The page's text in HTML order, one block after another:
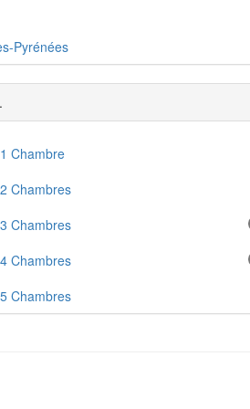
Pyrénées
Chambre
Chambres
Chambres
Chambres
Chambres